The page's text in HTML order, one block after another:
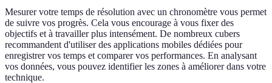
Mesurer votre temps de résolution avec un chronomètre vous permet
de suivre vos progrès. Cela vous encourage à vous fixer des
objectifs et à travailler plus intensément. De nombreux cubers
recommandent d'utiliser des applications mobiles dédiées pour
enregistrer vos temps et comparer vos performances. En analysant
vos données, vous pouvez identifier les zones à améliorer dans votre
technique.